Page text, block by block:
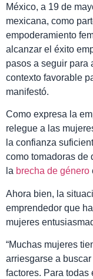
México, a 19 de
mexicana, como
empoderamiento
alcanzar el éxito
pasos a seguir para
contexto favorable
manifestó.
Como expresa la
relegue a las
la confianza
como tomadoras de
la brecha de género
Ahora bien, la
emprendedor que
mujeres
“Muchas mujeres
arriesgarse a
factores. Para